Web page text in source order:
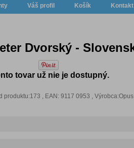
Váš profil Košík Kontakt
Dvorský -
tovar už nie je dostupný.
produktu:173 , EAN: 9117 0953 , Výrobca:Opus